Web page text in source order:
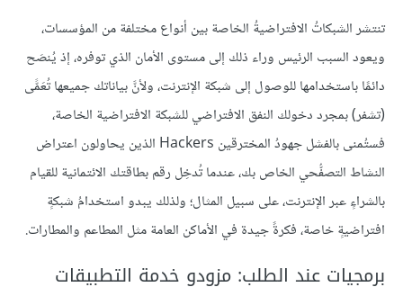
تنتشر الشبكاتُ الافتراضيةُ الخاصة بين أنواع مختلفة من المؤسسات،
ويعود السبب الرئيس وراء ذلك إلى مستوى الأمان الذي توفره، إذ يُنصَح
دائمًا باستخدامها للوصول إلى شبكة الإنترنت، ولأنَّ بياناتك جميعها تُعَمًّى
(تشفر) بمجرد دخولك النفق الافتراضي للشبكة الافتراضية الخاصة،
فستُمنى بالفشل جهودُ المخترقين Hackers الذين يحاولون اعتراض
النشاط التصفُّحي الخاص بك، عندما تُدخِل رقم بطاقتك الائتمانية للقيام
بالشراءٍ عبر الإنترنت، على سبيل المثال؛ ولذلك يبدو استخدامُ شبكةٍ
افتراضيةٍ خاصة، فكرةً جيدة في الأماكن العامة مثل المطاعم والمطارات.
برمجيات عند الطلب: مزودو خدمة التطبيقات